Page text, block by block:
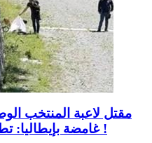
مقتل لاعبة المنتخب
غامضة بإيطاليا: تطوّرات مُثيرة تكشفها شقيقتها !